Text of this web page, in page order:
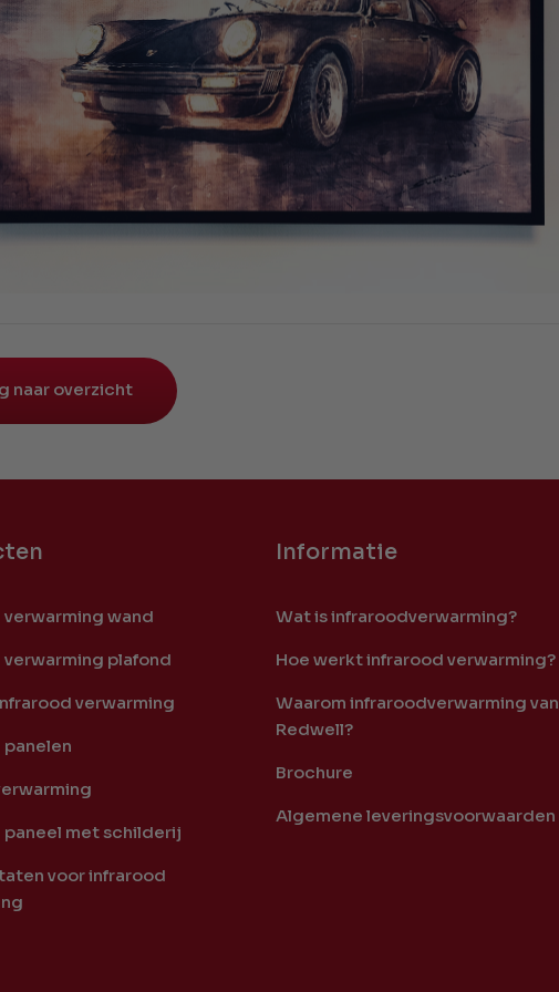
naar overzicht
wand
plafond
verwarming
paneel met schilderij
voor infrarood
Informatie
Wat is infraroodverwarming?
Hoe werkt infrarood verwarming?
Waarom infraroodverwarming van
Redwell?
Brochure
Algemene leveringsvoorwaarden